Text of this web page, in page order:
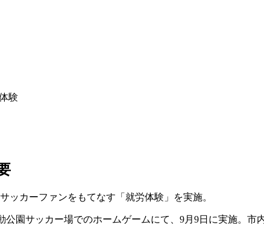
験
ッカーファンをもてなす「就労体験」を実施。
公園サッカー場でのホームゲームにて、9月9日に実施。